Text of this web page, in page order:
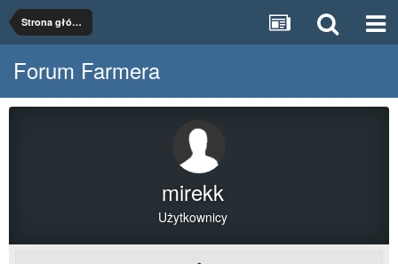
Strona główna
Forum Farmera
mirekk
Użytkownicy